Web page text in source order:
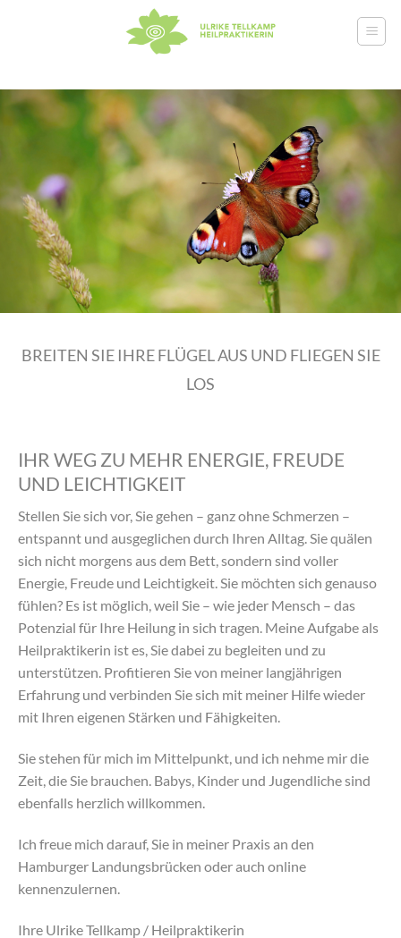
BREITEN SIE IHRE FLÜGEL AUS UND FLIEGEN SIE
LOS
IHR WEG ZU MEHR ENERGIE, FREUDE
UND LEICHTIGKEIT
Stellen Sie sich vor, Sie gehen – ganz ohne Schmerzen –
entspannt und ausgeglichen durch Ihren Alltag. Sie quälen
sich nicht morgens aus dem Bett, sondern sind voller
Energie, Freude und Leichtigkeit. Sie möchten sich genauso
fühlen? Es ist möglich, weil Sie – wie jeder Mensch – das
Potenzial für Ihre Heilung in sich tragen. Meine Aufgabe als
Heilpraktikerin ist es, Sie dabei zu begleiten und zu
unterstützen. Profitieren Sie von meiner langjährigen
Erfahrung und verbinden Sie sich mit meiner Hilfe wieder
mit Ihren eigenen Stärken und Fähigkeiten.
Sie stehen für mich im Mittelpunkt, und ich nehme mir die
Zeit, die Sie brauchen. Babys, Kinder und Jugendliche sind
ebenfalls herzlich willkommen.
Ich freue mich darauf, Sie in meiner Praxis an den
Hamburger Landungsbrücken oder auch online
kennenzulernen.
Ihre Ulrike Tellkamp / Heilpraktikerin